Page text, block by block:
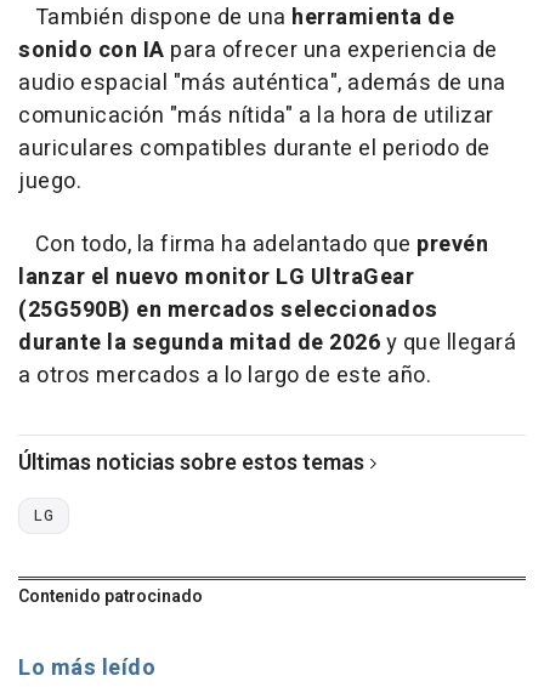
También dispone de una herramienta de
sonido con IA para ofrecer una experiencia de
audio espacial "más auténtica", además de una
comunicación "más nítida" a la hora de utilizar
auriculares compatibles durante el periodo de
juego.
Con todo, la firma ha adelantado que prevén
lanzar el nuevo monitor LG UltraGear
(25G590B) en mercados seleccionados
durante la segunda mitad de 2026y que llegará
a otros mercados a lo largo de este año.
Últimas noticias sobre estos temas
LG
Contenido patrocinado
Lo más leído